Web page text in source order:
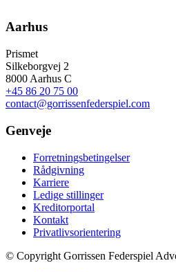
Aarhus
Prismet
Silkeborgvej 2
8000 Aarhus C
+45 86 20 75 00
contact@gorrissenfederspiel.com
Genveje
Forretningsbetingelser
Rådgivning
Karriere
Ledige stillinger
Kreditorportal
Kontakt
Privatlivsorientering
© Copyright Gorrissen Federspiel